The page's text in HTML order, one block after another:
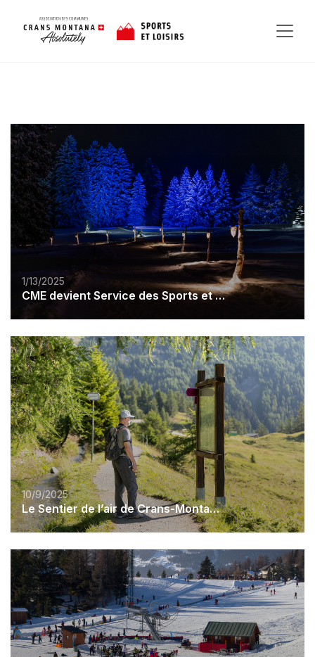
1/13/2025
CME devient Service des Sports et Loisirs
10/9/2025
Le Sentier de l’air de Crans-Montana fait peau neuve